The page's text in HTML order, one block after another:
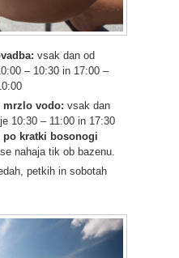
vsak dan od
– 10:30 in 17:00 –
vodo: vsak dan
10:30 – 11:00 in 17:30
po kratki bosonogi
nahaja tik ob bazenu.
petkih in sobotah